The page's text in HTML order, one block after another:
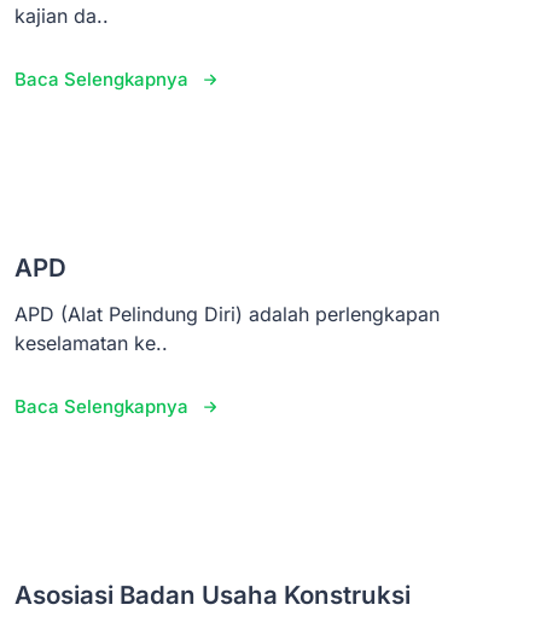
kajian da..
Baca Selengkapnya
APD
APD (Alat Pelindung Diri) adalah perlengkapan
keselamatan ke..
Baca Selengkapnya
Asosiasi Badan Usaha Konstruksi